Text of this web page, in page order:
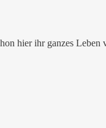
hier ihr ganzes Leben